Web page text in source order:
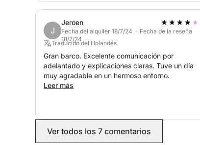
J
Jeroen
Fecha del alquiler 18/7/24 · Fecha de la reseña
18/7/24
Traducido del Holandés
Gran barco. Excelente comunicación por
adelantado y explicaciones claras. Tuve un día
muy agradable en un hermoso entorno.
Leer más
Ver todos los 7 comentarios